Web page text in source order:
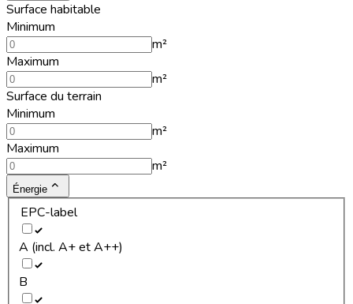
Surface habitable
Minimum
m²
Maximum
m²
Surface du terrain
Minimum
m²
Maximum
m²
Énergie
EPC-label
A (incl. A+ et A++)
B